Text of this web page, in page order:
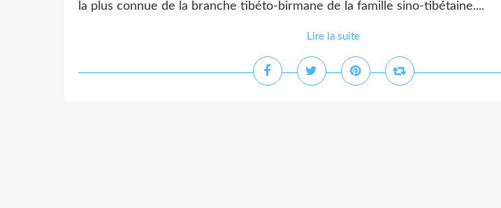
la plus connue de la branche tibéto-birmane de la famille sino-tibétaine....
Lire la suite